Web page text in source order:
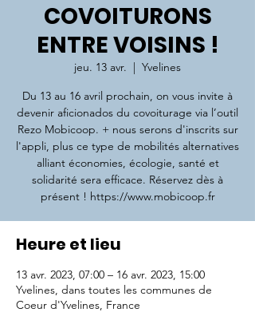
COVOITURONS
ENTRE VOISINS !
jeu. 13 avr.
  |
Yvelines
Du 13 au 16 avril prochain, on vous invite à
devenir aficionados du covoiturage via l’outil
Rezo Mobicoop. + nous serons d'inscrits sur
l'appli, plus ce type de mobilités alternatives
alliant économies, écologie, santé et
solidarité sera efficace. Réservez dès à
présent ! https://www.mobicoop.fr
Heure et lieu
13 avr. 2023, 07:00 – 16 avr. 2023, 15:00
Yvelines, dans toutes les communes de
Coeur d'Yvelines, France